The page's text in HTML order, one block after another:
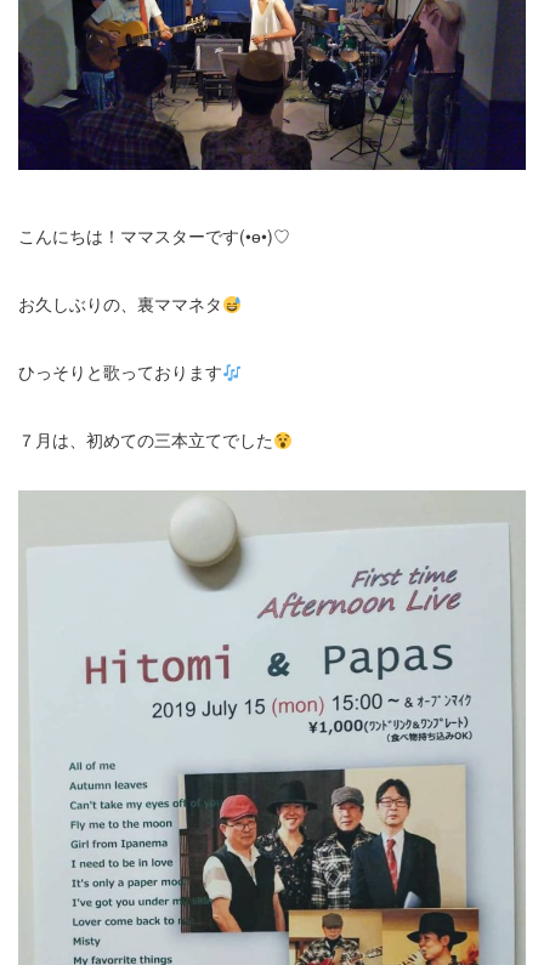
こんにちは！ママスターです(•ө•)♡
お久しぶりの、裏ママネタ
ひっそりと歌っております
７月は、初めての三本立てでした